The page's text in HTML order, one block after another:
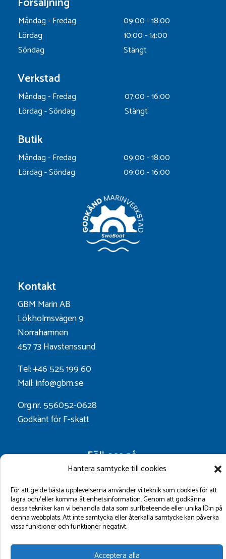
Hantera samtycke till cookies
För att ge de bästa upplevelserna använder vi teknik som cookies för att
lagra och/eller komma åt enhetsinformation. Genom att godkänna
dessa tekniker kan vi behandla data som surfbeteende eller unika ID:n på
denna webbplats. Att inte samtycka eller återkalla samtycke kan påverka
vissa funktioner och funktioner negativt.
Acceptera alla
Måndag - Fredag
09:00 - 18:00
Lördag
10:00 - 14:00
Söndag
Stängt
Verkstad
Måndag - Fredag
07:00 - 16:00
Lördag - Söndag
Stängt
Butik
Måndag - Fredag
09:00 - 18:00
Lördag - Söndag
09:00 - 16:00
Kontakt
GBM Marin AB
Lökholmsvägen 9
Norrahamnen
457 73 Havstenssund
Tel: +46 525 199 60
Mail: info@gbm.se
Org.nr. 556052-0628
Godkänt för F-skatt
Följ oss på:
©2026 GBM Marin AB.